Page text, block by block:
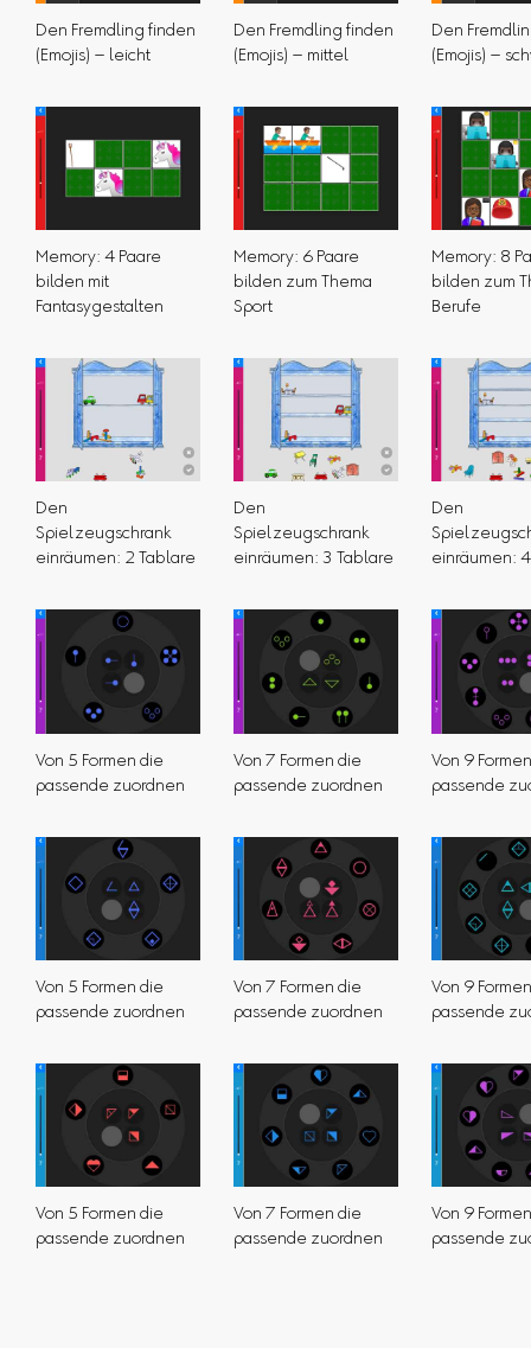
Den Fremdling finden
(Emojis) – leicht
Den Fremdling finden
(Emojis) – mittel
Den
(Emojis) –
Memory: 4 Paare
bilden mit
Fantasygestalten
Memory: 6 Paare
bilden zum Thema
Sport
Memory: 8
bilden zum
Berufe
Den
Spielzeugschrank
einräumen: 2 Tablare
Den
Spielzeugschrank
einräumen: 3 Tablare
Den
einräumen:
Von 5 Formen die
passende zuordnen
Von 7 Formen die
passende zuordnen
Von 9
passende
Von 5 Formen die
passende zuordnen
Von 7 Formen die
passende zuordnen
Von 9
passende
Von 5 Formen die
passende zuordnen
Von 7 Formen die
passende zuordnen
Von 9
passende